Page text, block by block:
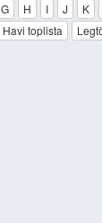
G H I J K
Havi toplista